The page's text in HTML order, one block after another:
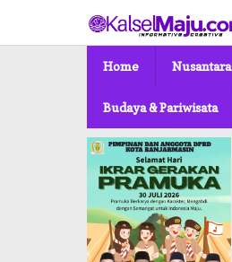
konten
Home Nusantara
Budaya & Pariwisata